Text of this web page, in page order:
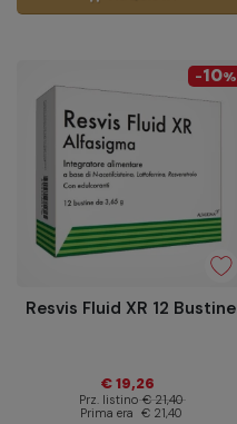
-10%
Resvis Fluid XR 12 Bustine
€ 19,26
Prz. listino € 21,40
Prima era € 21,40